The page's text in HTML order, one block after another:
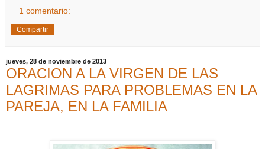
1 comentario:
Compartir
jueves, 28 de noviembre de 2013
ORACION A LA VIRGEN DE LAS
LAGRIMAS PARA PROBLEMAS EN LA
PAREJA, EN LA FAMILIA